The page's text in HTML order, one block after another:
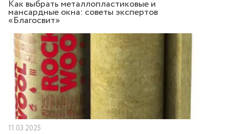
Как выбрать металлопластиковые и
мансардные окна: советы экспертов
«Благосвит»
11.03.2025